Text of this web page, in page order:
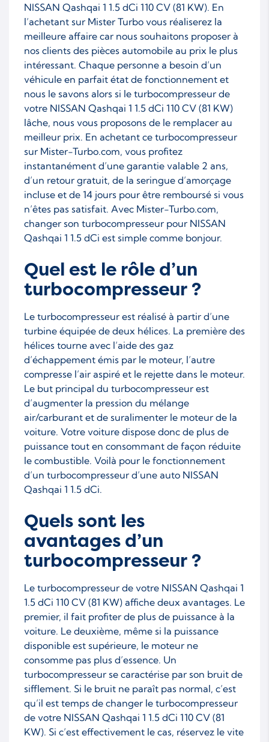
NISSAN Qashqai 1 1.5 dCi 110 CV (81 KW). En
l’achetant sur Mister Turbo vous réaliserez la
meilleure affaire car nous souhaitons proposer à
nos clients des pièces automobile au prix le plus
intéressant. Chaque personne a besoin d’un
véhicule en parfait état de fonctionnement et
nous le savons alors si le turbocompresseur de
votre NISSAN Qashqai 1 1.5 dCi 110 CV (81 KW)
lâche, nous vous proposons de le remplacer au
meilleur prix. En achetant ce turbocompresseur
sur Mister-Turbo.com, vous profitez
instantanément d’une garantie valable 2 ans,
d’un retour gratuit, de la seringue d’amorçage
incluse et de 14 jours pour être remboursé si vous
n’êtes pas satisfait. Avec Mister-Turbo.com,
changer son turbocompresseur pour NISSAN
Qashqai 1 1.5 dCi est simple comme bonjour.
Quel est le rôle d’un
turbocompresseur ?
Le turbocompresseur est réalisé à partir d’une
turbine équipée de deux hélices. La première des
hélices tourne avec l’aide des gaz
d’échappement émis par le moteur, l’autre
compresse l’air aspiré et le rejette dans le moteur.
Le but principal du turbocompresseur est
d’augmenter la pression du mélange
air/carburant et de suralimenter le moteur de la
voiture. Votre voiture dispose donc de plus de
puissance tout en consommant de façon réduite
le combustible. Voilà pour le fonctionnement
d’un turbocompresseur d’une auto NISSAN
Qashqai 1 1.5 dCi.
Quels sont les
avantages d’un
turbocompresseur ?
Le turbocompresseur de votre NISSAN Qashqai 1
1.5 dCi 110 CV (81 KW) affiche deux avantages. Le
premier, il fait profiter de plus de puissance à la
voiture. Le deuxième, même si la puissance
disponible est supérieure, le moteur ne
consomme pas plus d’essence. Un
turbocompresseur se caractérise par son bruit de
sifflement. Si le bruit ne paraît pas normal, c’est
qu’il est temps de changer le turbocompresseur
de votre NISSAN Qashqai 1 1.5 dCi 110 CV (81
KW). Si c’est effectivement le cas, réservez le vite